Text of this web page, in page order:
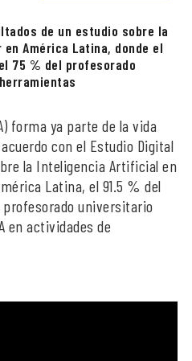
de un estudio sobre la
América Latina, donde el
75 % del profesorado
forma ya parte de la vida
con el Estudio Digital
la Inteligencia Artificial en
Latina, el 91.5 % del
universitario
en actividades de